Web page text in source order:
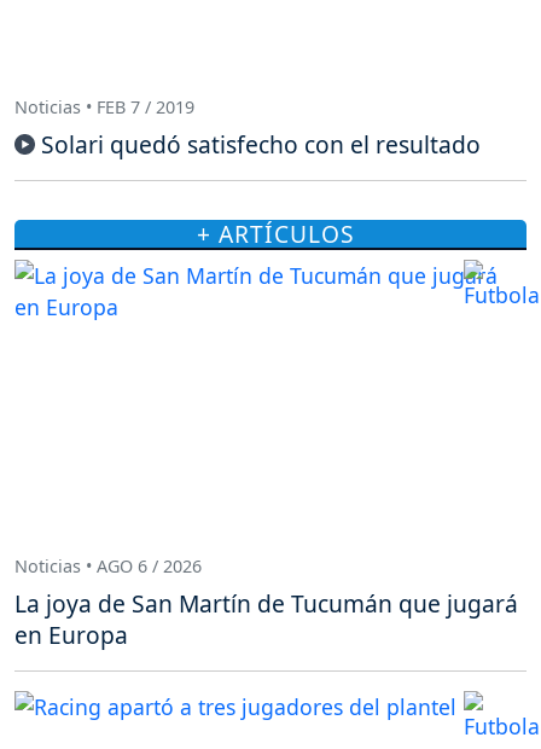
Noticias • FEB 7 / 2019
Solari quedó satisfecho con el resultado
+ ARTÍCULOS
Noticias • AGO 6 / 2026
La joya de San Martín de Tucumán que jugará
en Europa